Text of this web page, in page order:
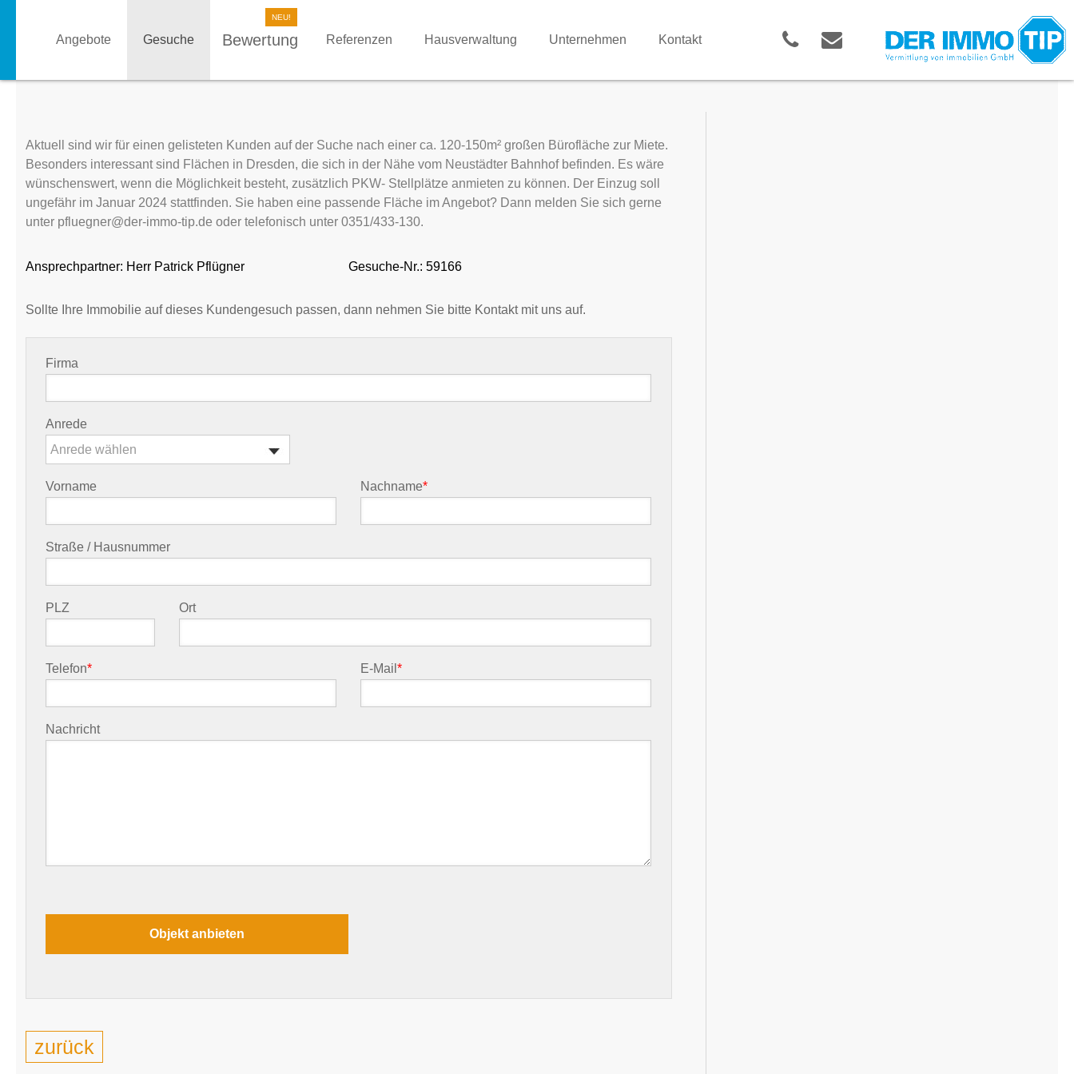
Angebote Gesuche Bewertung Referenzen Hausverwaltung Unternehmen Kontakt
Aktuell sind wir für einen gelisteten Kunden auf der Suche nach einer ca. 120-150m² großen Bürofläche zur Miete.
Besonders interessant sind Flächen in Dresden, die sich in der Nähe vom Neustädter Bahnhof befinden. Es wäre
wünschenswert, wenn die Möglichkeit besteht, zusätzlich PKW- Stellplätze anmieten zu können. Der Einzug soll
ungefähr im Januar 2024 stattfinden. Sie haben eine passende Fläche im Angebot? Dann melden Sie sich gerne
unter pfluegner@der-immo-tip.de oder telefonisch unter 0351/433-130.
Ansprechpartner: Herr Patrick Pflügner Gesuche-Nr.: 59166
Sollte Ihre Immobilie auf dieses Kundengesuch passen, dann nehmen Sie bitte Kontakt mit uns auf.
Firma
Anrede
Anrede wählen
Vorname Nachname*
Straße / Hausnummer
PLZ Ort
Telefon* E-Mail*
Nachricht
zurück